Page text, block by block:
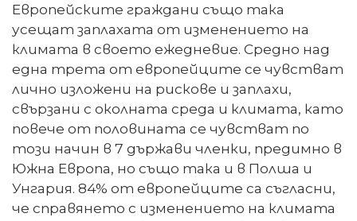
Европейските граждани също така
усещат заплахата от изменението на
климата в своето ежедневие. Средно над
една трета от европейците се чувстват
лично изложени на рискове и заплахи,
свързани с околната среда и климата, като
повече от половината се чувстват по
този начин в 7 държави членки, предимно в
Южна Европа, но също така и в Полша и
Унгария. 84% от европейците са съгласни,
че справянето с изменението на климата